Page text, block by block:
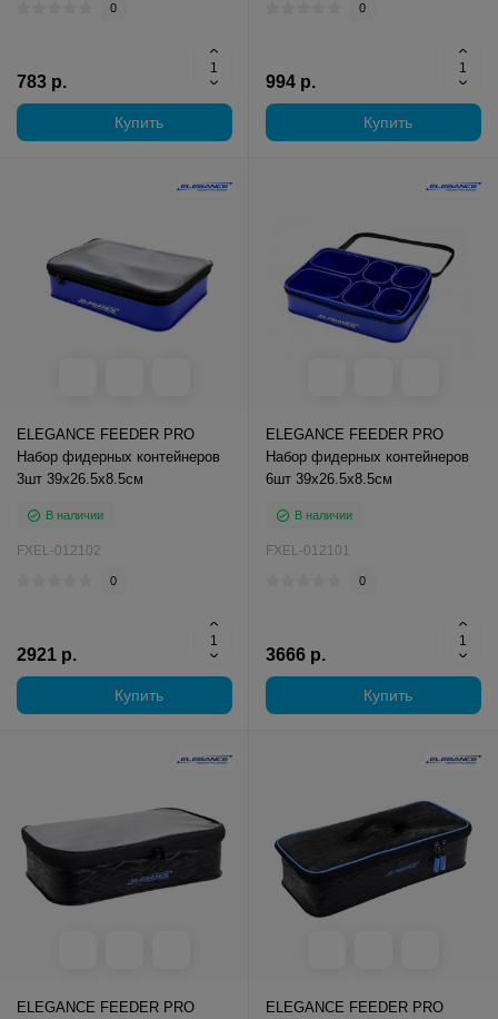
0
783 р.
Купить
0
994 р.
Купить
ELEGANCE FEEDER PRO
Набор фидерных контейнеров
3шт 39х26.5х8.5см
В наличии
FXEL-012102
0
2921 р.
Купить
ELEGANCE FEEDER PRO
Набор фидерных контейнеров
6шт 39х26.5х8.5см
В наличии
FXEL-012101
0
3666 р.
Купить
ELEGANCE FEEDER PRO ELEGANCE FEEDER PRO